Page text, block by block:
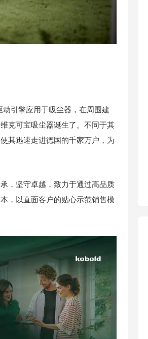
引擎应用于吸尘器，在周围建
克可宝吸尘器诞生了。不同于其
其迅速走进德国的千家万户，为
，坚守卓越，致力于通过高品质
，以直面客户的贴心示范销售模